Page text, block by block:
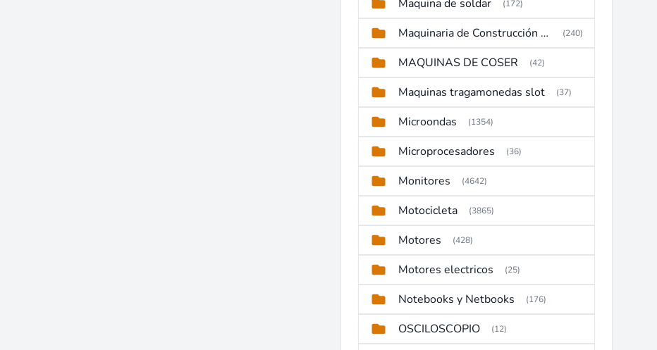
Maquina de soldar (172)
Maquinaria de Construcción (Maquinaria Pesada) (240)
MAQUINAS DE COSER (42)
Maquinas tragamonedas slot (37)
Microondas (1354)
Microprocesadores (36)
Monitores (4642)
Motocicleta (3865)
Motores (428)
Motores electricos (25)
Notebooks y Netbooks (176)
OSCILOSCOPIO (12)